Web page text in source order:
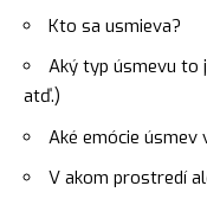
Kto sa usmieva?
Aký typ úsmevu to
atď.)
Aké emócie úsmev
V akom prostredí